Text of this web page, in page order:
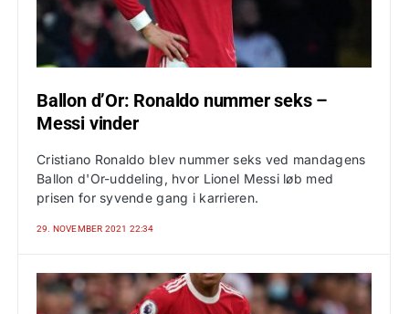
Ballon d’Or: Ronaldo nummer seks –
Messi vinder
Cristiano Ronaldo blev nummer seks ved mandagens
Ballon d'Or-uddeling, hvor Lionel Messi løb med
prisen for syvende gang i karrieren.
29. NOVEMBER 2021 22:34